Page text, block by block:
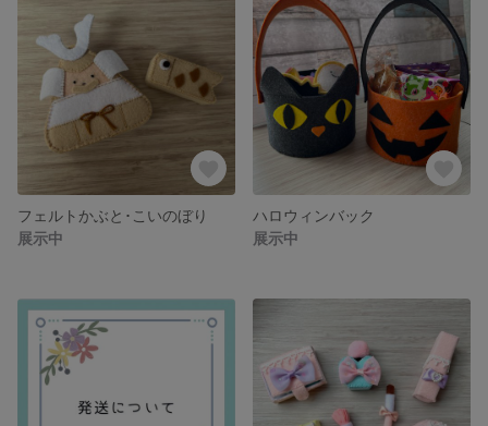
フェルトかぶと･こいのぼり
展示中
ハロウィンバック
展示中